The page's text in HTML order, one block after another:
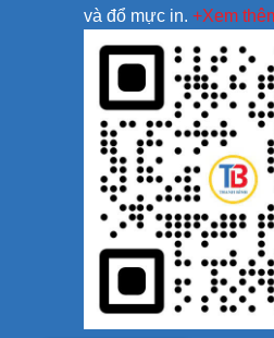
và đổ mực in. +Xem